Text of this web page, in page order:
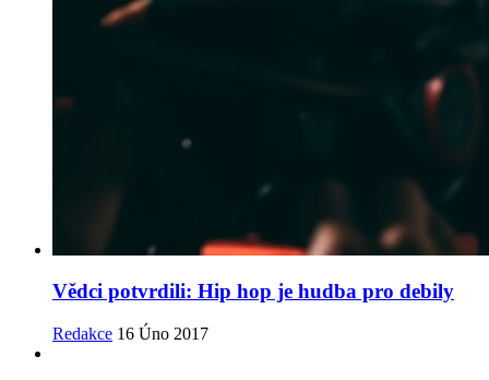
Vědci potvrdili: Hip hop je hudba pro debily
Redakce 16 Úno 2017